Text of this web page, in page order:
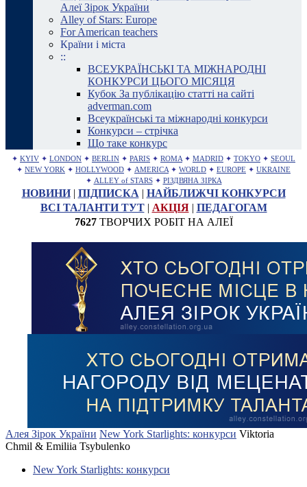
Алеї Зірок України
Alley of Stars: Europe
For American teachers
Країни і міста
::
ВСЕУКРАЇНСЬКІ ТА МІЖНАРОДНІ
КОНКУРСИ ЦЬОГО МІСЯЦЯ
Кубок За публікацію статті на сайті
adverman.com
Всеукраїнські та міжнародні конкурси
Конкурси – стрічка
Що таке конкурс
✦ KYIV ✦ LONDON ✦ BERLIN ✦ PARIS ✦ ROMA ✦ MADRID ✦ TOKYO ✦ SEOUL
✦ NEW YORK ✦ HOLLYWOOD ✦ AMERICA ✦ WORLD ✦ EUROPE ✦ UKRAINE
✦ ALLEY of STARS ✦ РІЗДВЯНА ЗІРКА
НОВИНИ| ПІДПИСКА | НАЙБЛИЖЧІ КОНКУРСИ
ВСІ ТАЛАНТИ ТУТ| АКЦІЯ| ПЕДАГОГАМ
7627ТВОРЧИХ РОБІТ НА АЛЕЇ
Алея Зірок України New York Starlights: конкурси Viktoria
Chmil & Emiliia Tsybulenko
New York Starlights: конкурси